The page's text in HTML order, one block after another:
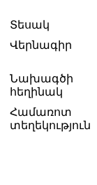
Տեսակ
Վերնագիր
Նախագծի
հեղինակ
Համառոտ
տեղեկություն